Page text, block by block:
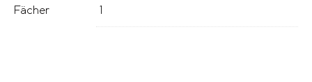
Fächer